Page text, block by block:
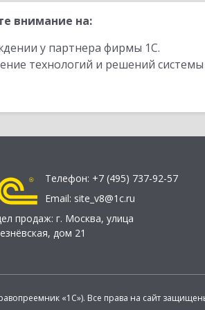
внимание на:
у партнера фирмы 1С.
технологий и решений
Телефон: +7 (495) 737-92-57
Email: site_v8@1c.ru
продаж: г. Москва, улица
дом 21
«1С»). Все права на сайт